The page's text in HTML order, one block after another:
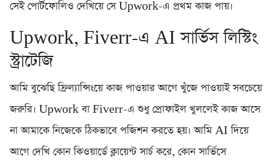
সেই পোর্টফোলিও দেখিয়ে সে Upwork-এ প্রথম কাজ পায়।
Upwork, Fiverr-এ AI সার্ভিস লিস্টিং
স্ট্রাটেজি
আমি বুঝেছি ফ্রিল্যান্সিংয়ে কাজ পাওয়ার আগে খুঁজে পাওয়াই সবচেয়ে
জরুরি। Upwork বা Fiverr-এ শুধু প্রোফাইল খুললেই কাজ আসে
না আমাকে নিজেকে ঠিকভাবে পজিশন করতে হয়। আমি AI দিয়ে
আগে দেখি কোন কিওয়ার্ডে ক্লায়েন্ট সার্চ করে, কোন সার্ভিসে